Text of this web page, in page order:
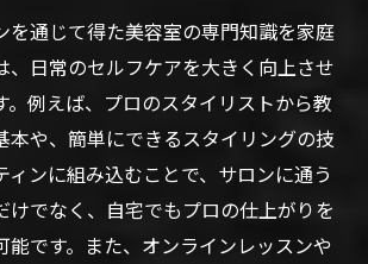
を通じて得た美容室の専門知識を家庭
、日常のセルフケアを大きく向上させ
。例えば、プロのスタイリストから教
本や、簡単にできるスタイリングの技
ィンに組み込むことで、サロンに通う
けでなく、自宅でもプロの仕上がりを
能です。また、オンラインレッスンや